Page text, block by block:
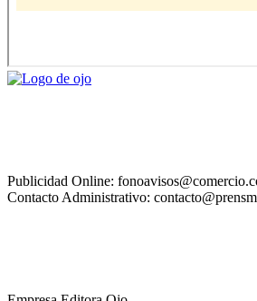
Publicidad Online:
Contacto Administrativo: